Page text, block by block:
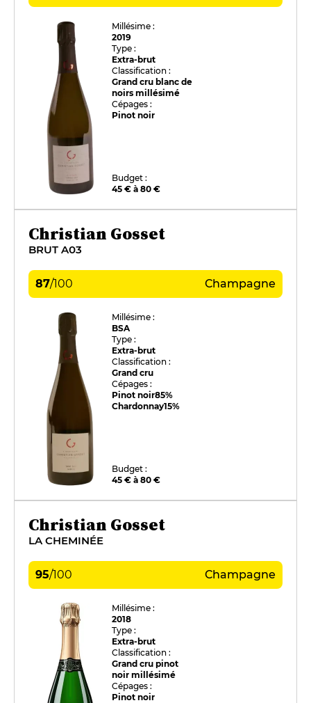
Millésime :
2019
Type :
Extra-brut
Classification :
Grand cru blanc de
noirs millésimé
Cépages :
Pinot noir
Budget :
45 € à 80 €
Christian Gosset
BRUT A03
87/100 Champagne
Millésime :
BSA
Type :
Extra-brut
Classification :
Grand cru
Cépages :
Pinot noir85%
Chardonnay15%
Budget :
45 € à 80 €
Christian Gosset
LA CHEMINÉE
95/100 Champagne
Millésime :
2018
Type :
Extra-brut
Classification :
Grand cru pinot
noir millésimé
Cépages :
Pinot noir